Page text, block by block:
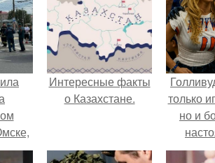
8
Интересные факты
о Казахстане.
только
но и